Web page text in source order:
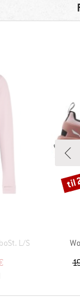
L/S
til